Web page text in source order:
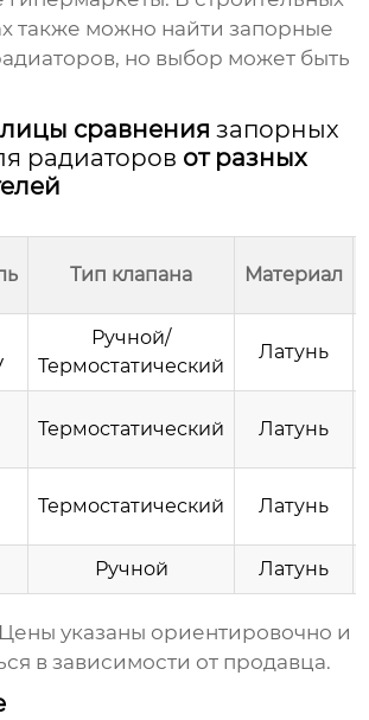
также можно найтизапорные
, но выбор может быть
сравнениязапорных
радиаторов от разных
Тип клапана Материал
Ручной/
Термостатический
Латунь
Термостатический Латунь
Термостатический Латунь
Ручной Латунь
Цены указаны ориентировочно и
в зависимости от продавца.